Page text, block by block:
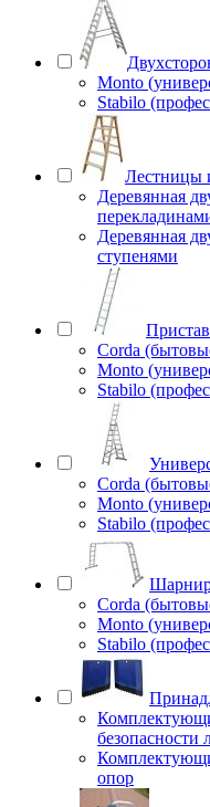
Monto
Stabilo
Лестницы
Деревянная
Деревянная
ступенями
Corda
Monto
Stabilo
Corda
Monto
Stabilo
Corda
Monto
Stabilo
безопасности
опор